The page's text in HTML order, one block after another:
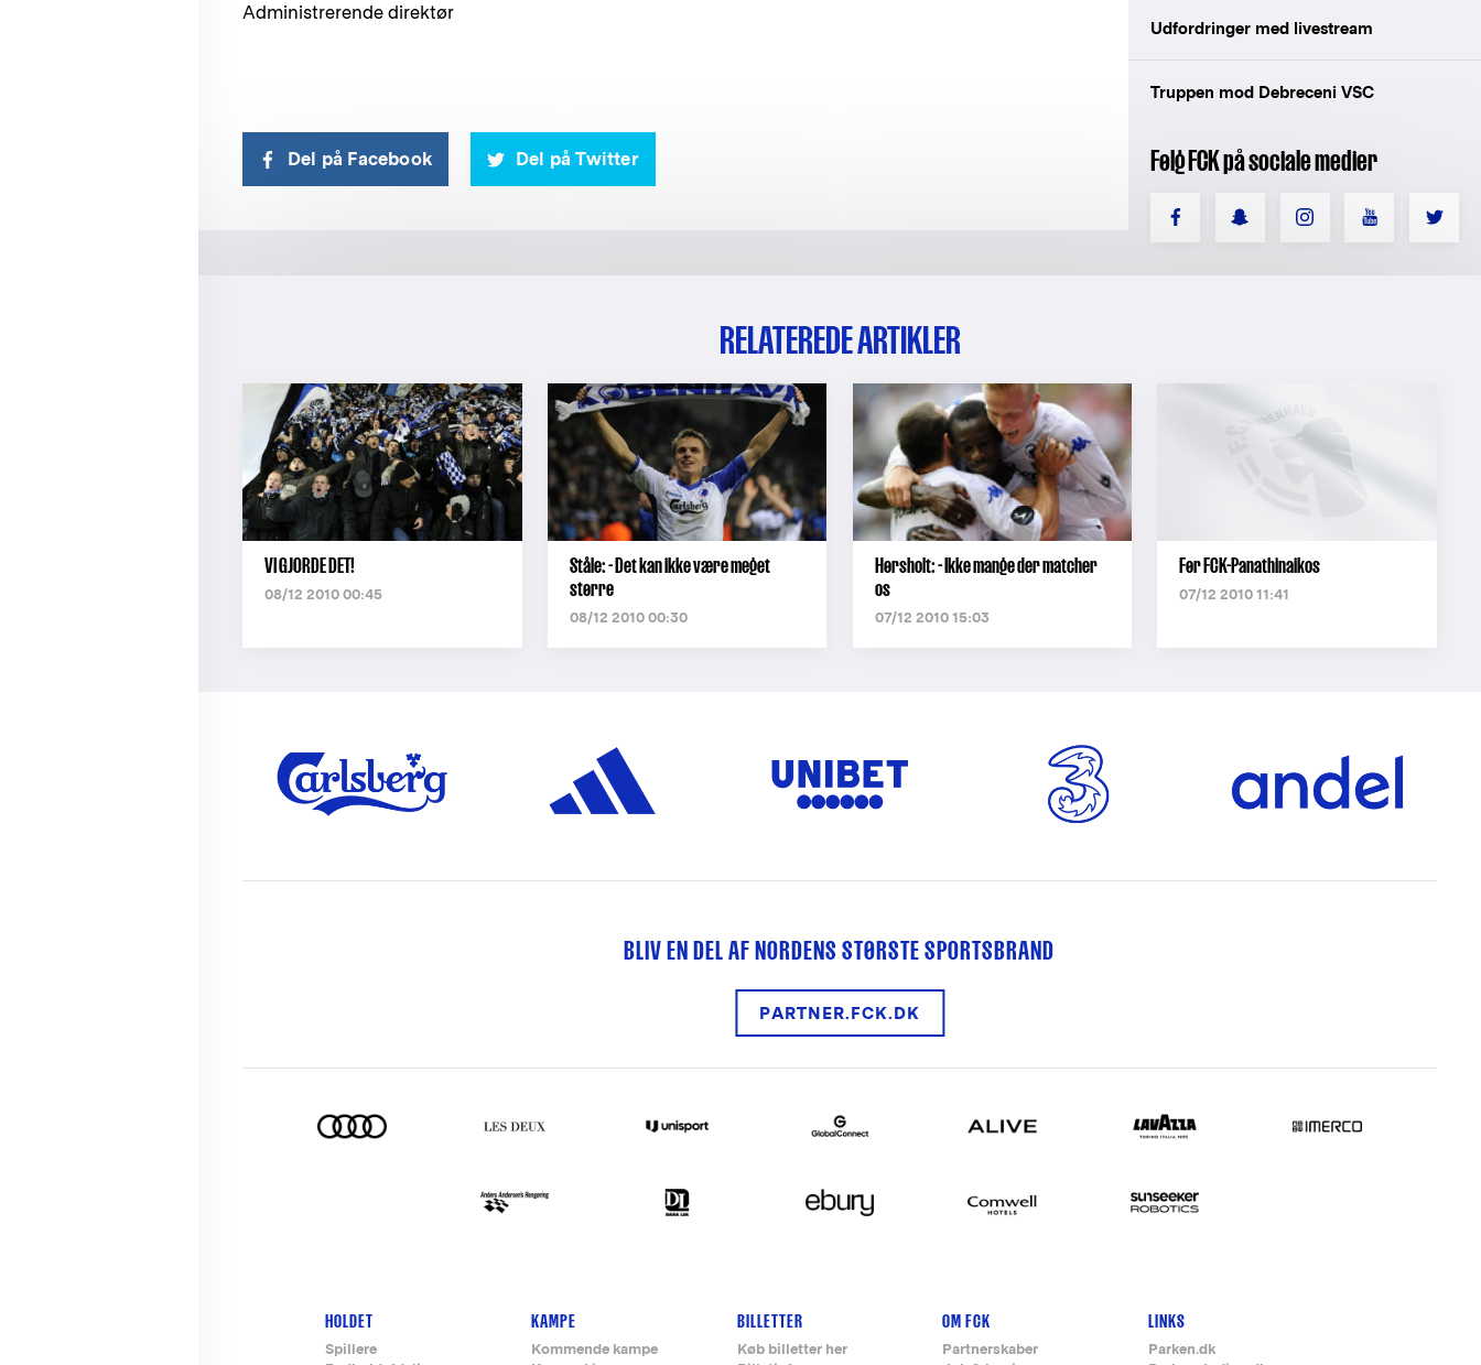
Administrerende direktør
Del på Facebook Del på Twitter
Udfordringer med livestream
Truppen mod Debreceni VSC
Følg FCK på sociale medier
RELATEREDE ARTIKLER
VI GJORDE DET!
08/12 2010 00:45
Ståle: - Det kan ikke være meget
større
08/12 2010 00:30
Hørsholt: - Ikke mange der matcher
os
07/12 2010 15:03
Før FCK-Panathinaikos
07/12 2010 11:41
BLIV EN DEL AF NORDENS STØRSTE SPORTSBRAND
PARTNER.FCK.DK
Footer-
HOLDET
Spillere
KAMPE
Kommende kampe
BILLETTER
Køb billetter her
OM FCK
Partnerskaber
LINKS
Parken.dk